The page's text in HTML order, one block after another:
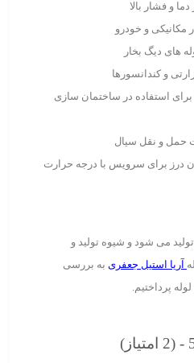
و فشار بالا
مکانیکی و خودرو
های دیگ بخار
و کندانسورها
برای استفاده در ساختمان سازی
حمل و نقل سیال
درز برای سرویس با درجه حرارت
می شود و شیوه تولید و
آریا استیل جعفری به بررسی
پرداختیم.